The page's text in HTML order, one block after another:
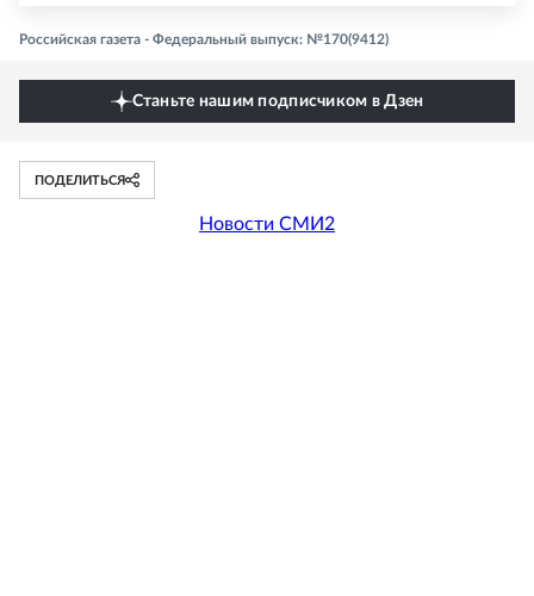
Российская газета - Федеральный выпуск: №170(9412)
Станьте нашим подписчиком в Дзен
ПОДЕЛИТЬСЯ
Новости СМИ2